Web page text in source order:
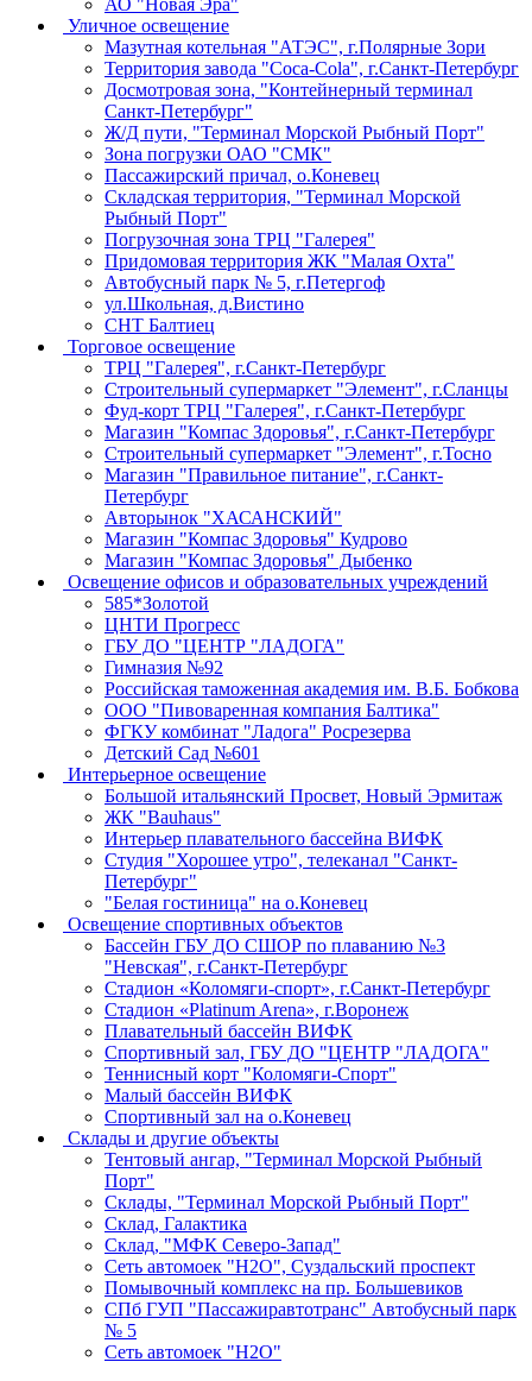
АО "Новая Эра"
Уличное освещение
Мазутная котельная "АТЭС", г.Полярные Зори
Территория завода "Coca-Cola", г.Санкт-Петербург
Досмотровая зона, "Контейнерный терминал
Санкт-Петербург"
Ж/Д пути, "Терминал Морской Рыбный Порт"
Зона погрузки ОАО "СМК"
Пассажирский причал, о.Коневец
Складская территория, "Терминал Морской
Рыбный Порт"
Погрузочная зона ТРЦ "Галерея"
Придомовая территория ЖК "Малая Охта"
Автобусный парк № 5, г.Петергоф
ул.Школьная, д.Вистино
СНТ Балтиец
Торговое освещение
ТРЦ "Галерея", г.Санкт-Петербург
Строительный супермаркет "Элемент", г.Сланцы
Фуд-корт ТРЦ "Галерея", г.Санкт-Петербург
Магазин "Компас Здоровья", г.Санкт-Петербург
Строительный супермаркет "Элемент", г.Тосно
Магазин "Правильное питание", г.Санкт-
Петербург
Авторынок "ХАСАНСКИЙ"
Магазин "Компас Здоровья" Кудрово
Магазин "Компас Здоровья" Дыбенко
Освещение офисов и образовательных учреждений
585*Золотой
ЦНТИ Прогресс
ГБУ ДО "ЦЕНТР "ЛАДОГА"
Гимназия №92
Российская таможенная академия им. В.Б. Бобкова
ООО "Пивоваренная компания Балтика"
ФГКУ комбинат "Ладога" Росрезерва
Детский Сад №601
Интерьерное освещение
Большой итальянский Просвет, Новый Эрмитаж
ЖК "Bauhaus"
Интерьер плавательного бассейна ВИФК
Студия "Хорошее утро", телеканал "Санкт-
Петербург"
"Белая гостиница" на о.Коневец
Освещение спортивных объектов
Бассейн ГБУ ДО СШОР по плаванию №3
"Невская", г.Санкт-Петербург
Cтадион «Коломяги-спорт», г.Санкт-Петербург
Стадион «Platinum Arena», г.Воронеж
Плавательный бассейн ВИФК
Спортивный зал, ГБУ ДО "ЦЕНТР "ЛАДОГА"
Теннисный корт "Коломяги-Спорт"
Малый бассейн ВИФК
Спортивный зал на о.Коневец
Склады и другие объекты
Тентовый ангар, "Терминал Морской Рыбный
Порт"
Склады, "Терминал Морской Рыбный Порт"
Склад, Галактика
Склад, "МФК Северо-Запад"
Сеть автомоек "H2O", Суздальский проспект
Помывочный комплекс на пр. Большевиков
СПб ГУП "Пассажиравтотранс" Автобусный парк
№ 5
Сеть автомоек "H2O"